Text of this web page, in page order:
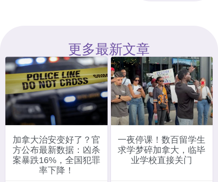
更多最新文章
加拿大治安变好了？官
方公布最新数据：凶杀
案暴跌16%，全国犯罪
率下降！
一夜停课！数百留学生
求学梦碎加拿大，临毕
业学校直接关门